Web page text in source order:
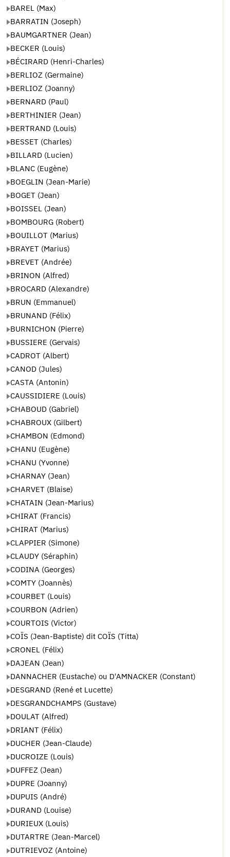
BAREL (Max)
BARRATIN (Joseph)
BAUMGARTNER (Jean)
BECKER (Louis)
BÉCIRARD (Henri-Charles)
BERLIOZ (Germaine)
BERLIOZ (Joanny)
BERNARD (Paul)
BERTHINIER (Jean)
BERTRAND (Louis)
BESSET (Charles)
BILLARD (Lucien)
BLANC (Eugène)
BOEGLIN (Jean-Marie)
BOGET (Jean)
BOISSEL (Jean)
BOMBOURG (Robert)
BOUILLOT (Marius)
BRAYET (Marius)
BREVET (Andrée)
BRINON (Alfred)
BROCARD (Alexandre)
BRUN (Emmanuel)
BRUNAND (Félix)
BURNICHON (Pierre)
BUSSIERE (Gervais)
CADROT (Albert)
CANOD (Jules)
CASTA (Antonin)
CAUSSIDIERE (Louis)
CHABOUD (Gabriel)
CHABROUX (Gilbert)
CHAMBON (Edmond)
CHANU (Eugène)
CHANU (Yvonne)
CHARNAY (Jean)
CHARVET (Blaise)
CHATAIN (Jean-Marius)
CHIRAT (Francis)
CHIRAT (Marius)
CLAPPIER (Simone)
CLAUDY (Séraphin)
CODINA (Georges)
COMTY (Joannès)
COURBET (Louis)
COURBON (Adrien)
COURTOIS (Victor)
COÏS (Jean-Baptiste) dit COÏS (Titta)
CRONEL (Félix)
DAJEAN (Jean)
DANNACHER (Eustache) ou D'AMNACKER (Constant)
DESGRAND (René et Lucette)
DESGRANDCHAMPS (Gustave)
DOULAT (Alfred)
DRIANT (Félix)
DUCHER (Jean-Claude)
DUCROIZE (Louis)
DUFFEZ (Jean)
DUPRE (Joanny)
DUPUIS (André)
DURAND (Louise)
DURIEUX (Louis)
DUTARTRE (Jean-Marcel)
DUTRIEVOZ (Antoine)